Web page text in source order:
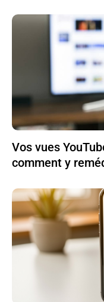
Vos vues
comment y